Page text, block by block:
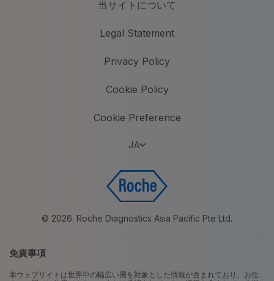
当サイトについて
Legal Statement
Privacy Policy
Cookie Policy
Cookie Preference
JA
© 2026. Roche Diagnostics Asia Pacific Pte Ltd.
免責事項
本ウェブサイトは世界中の幅広い層を対象とした情報が含まれており、お住